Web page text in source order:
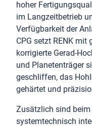
hoher
im Langzeitbetrieb
Verfügbarkeit der
CPG setzt RENK
korrigierte Gerad-
und Planetenträger
geschliffen, das
gehärtet und
Zusätzlich sind beim
systemtechnisch